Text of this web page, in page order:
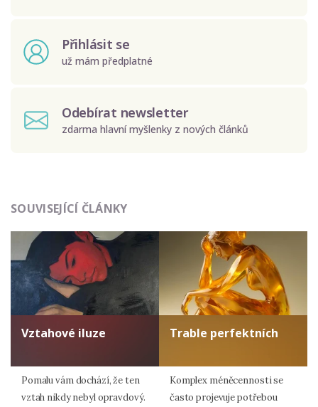
Přihlásit se
už mám předplatné
Odebírat newsletter
zdarma hlavní myšlenky z nových článků
údajů.
SOUVISEJÍCÍ ČLÁNKY
Vztahové iluze
Pomalu vám dochází, že ten
vztah nikdy nebyl opravdový.
Trable perfektních
Komplex méněcennosti se
často projevuje potřebou